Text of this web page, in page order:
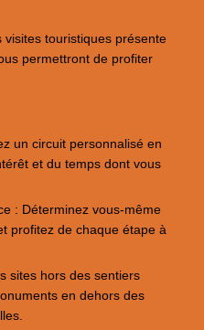
touristiques présente
permettront de profiter
un circuit personnalisé en
et du temps dont vous
: Déterminez vous-même
profitez de chaque étape à
sites hors des sentiers
en dehors des